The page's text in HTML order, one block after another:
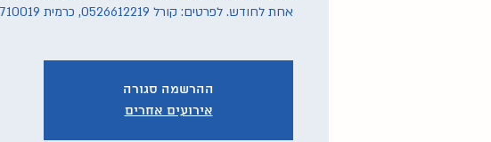
אחת לחודש. לפרטים: קורל 0526612219, כרמית 0527710019
ההרשמה סגורה
אירועים אחרים